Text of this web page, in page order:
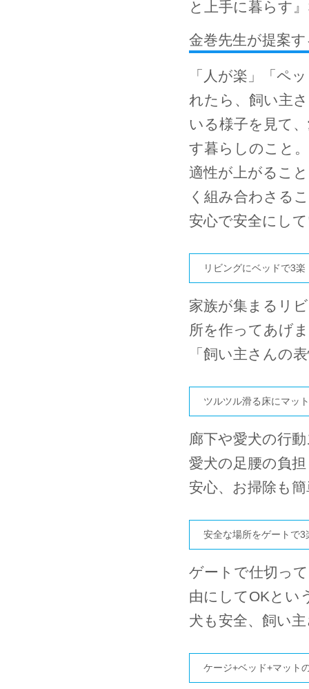
と上手に暮らす
金巻先生が提案
「人が楽」「ペ
れたら、飼い主
いる様子を見て
す暮らしのこと
適性が上がるこ
く組み合わさる
安心で安全にし
リビングにベッドで3楽
家族が集まるリ
所を作ってあげ
「飼い主さんの
ツルツル滑る床にマッ
廊下や愛犬の行
愛犬の足腰の負
安心、お掃除も
安全な場所をゲートで3
ゲートで仕切っ
由にしてOKとい
犬も安全、飼い
ケージ+ベッド+マット